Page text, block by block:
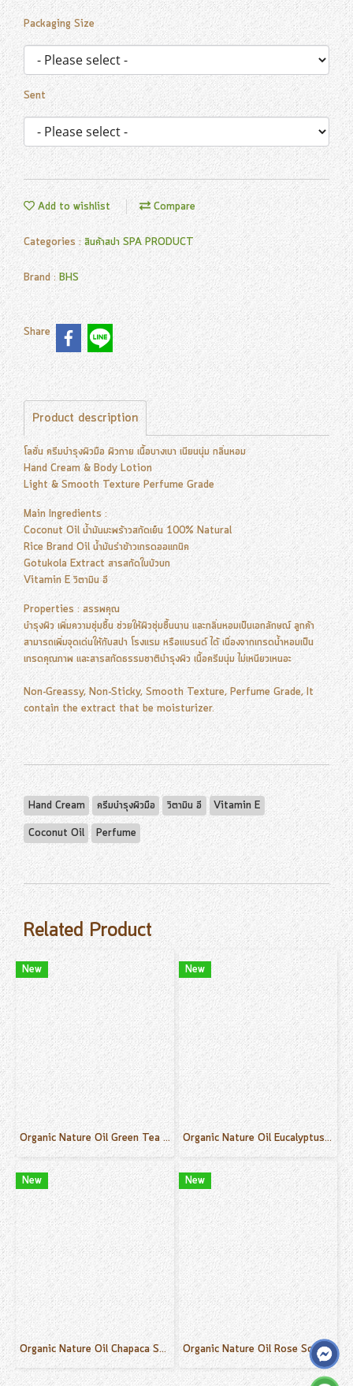
Packaging Size
Sent
Add to wishlist Compare
Categories :สินค้าสปา SPA PRODUCT
Brand : BHS
Share
Product description
โลชั่น ครีมบำรุงผิวมือ ผิวกาย เนื้อบางเบา เนียนนุ่ม กลิ่นหอม
Hand Cream & Body Lotion
Light & Smooth Texture Perfume Grade
Main Ingredients :
Coconut Oil น้ำมันมะพร้าวสกัดเย็น 100% Natural
Rice Brand Oil น้ำมันรำข้าวเกรดออแกนิค
Gotukola Extract สารสกัดใบบัวบก
Vitamin E วิตามิน อี
Properties : สรรพคุณ
บำรุงผิว เพิ่มความชุ่มชื้น ช่วยให้ผิวชุ่มชื้นนาน และกลิ่นหอมเป็นเอกลักษณ์ ลูกค้า
สามารถเพิ่มจุดเด่นให้กับสปา โรงแรม หรือแบรนด์ ได้ เนื่องจากเกรดน้ำหอมเป็น
เกรดคุณภาพ และสารสกัดธรรมชาติบำรุงผิว เนื้อครีมนุ่ม ไม่เหนียวเหนอะ
Non-Greassy, Non-Sticky, Smooth Texture, Perfume Grade, It
contain the extract that be moisturizer.
Hand Cream ครีมบำรุงผิวมือ วิตามิน อี
Vitamin E
Coconut Oil
Perfume
Related Product
New
Organic Nature Oil Green Tea Scent 50 ml.
New
Organic Nature Oil Eucalyptus Scent 50 ml.
New
Organic Nature Oil Chapaca Scent 50 ml.
New
Organic Nature Oil Rose Scent 50 ml.